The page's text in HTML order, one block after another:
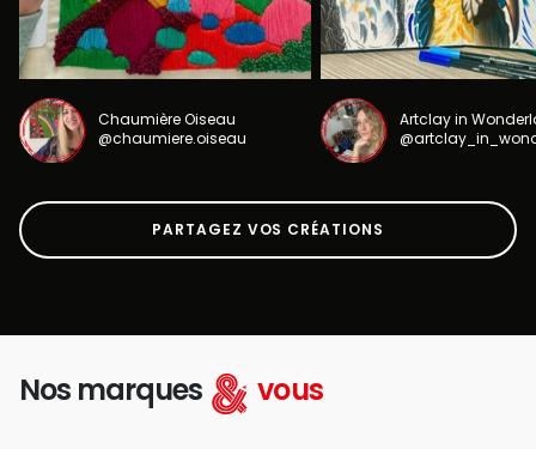
Chaumière Oiseau
@chaumiere.oiseau
Artclay in
PARTAGEZ VOS CRÉATIONS
Nos marques vous